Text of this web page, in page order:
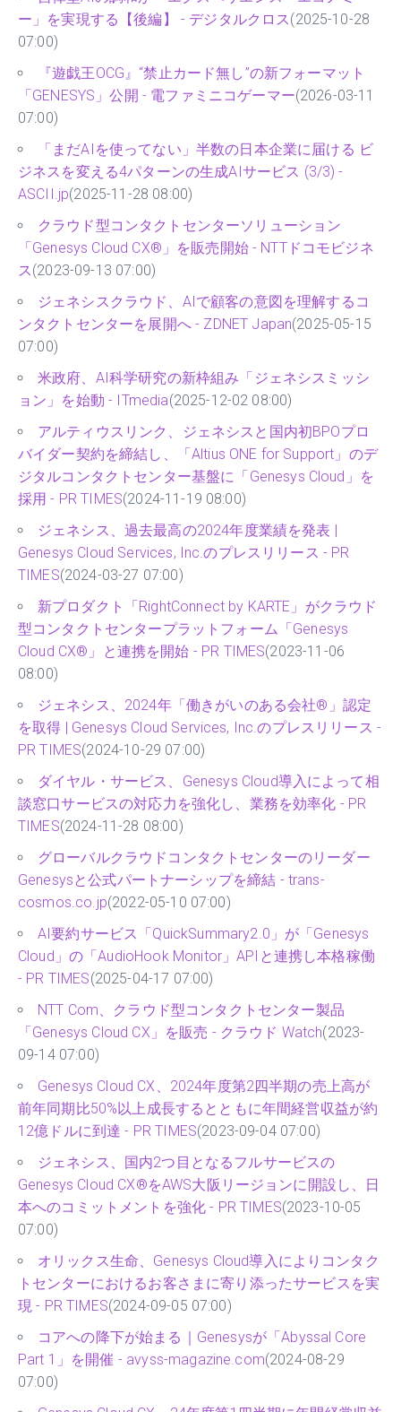
ー」を実現する【後編】 - デジタルクロス(2025-10-28
07:00)
『遊戯王OCG』“禁止カード無し”の新フォーマット
「GENESYS」公開 - 電ファミニコゲーマー(2026-03-11
07:00)
「まだAIを使ってない」半数の日本企業に届ける ビ
ジネスを変える4パターンの生成AIサービス (3/3) -
ASCII.jp(2025-11-28 08:00)
クラウド型コンタクトセンターソリューション
「Genesys Cloud CX®」を販売開始 - NTTドコモビジネ
ス(2023-09-13 07:00)
ジェネシスクラウド、AIで顧客の意図を理解するコ
ンタクトセンターを展開へ - ZDNET Japan(2025-05-15
07:00)
米政府、AI科学研究の新枠組み「ジェネシスミッシ
ョン」を始動 - ITmedia(2025-12-02 08:00)
アルティウスリンク、ジェネシスと国内初BPOプロ
バイダー契約を締結し、「Altius ONE for Support」のデ
ジタルコンタクトセンター基盤に「Genesys Cloud」を
採用 - PR TIMES(2024-11-19 08:00)
ジェネシス、過去最高の2024年度業績を発表 |
Genesys Cloud Services, Inc.のプレスリリース - PR
TIMES(2024-03-27 07:00)
新プロダクト「RightConnect by KARTE」がクラウド
型コンタクトセンタープラットフォーム「Genesys
Cloud CX®」と連携を開始 - PR TIMES(2023-11-06
08:00)
ジェネシス、2024年「働きがいのある会社®」認定
を取得 | Genesys Cloud Services, Inc.のプレスリリース -
PR TIMES(2024-10-29 07:00)
ダイヤル・サービス、Genesys Cloud導入によって相
談窓口サービスの対応力を強化し、業務を効率化 - PR
TIMES(2024-11-28 08:00)
グローバルクラウドコンタクトセンターのリーダー
Genesysと公式パートナーシップを締結 - trans-
cosmos.co.jp(2022-05-10 07:00)
AI要約サービス「QuickSummary2.0」が「Genesys
Cloud」の「AudioHook Monitor」APIと連携し本格稼働
- PR TIMES(2025-04-17 07:00)
NTT Com、クラウド型コンタクトセンター製品
「Genesys Cloud CX」を販売 - クラウド Watch(2023-
09-14 07:00)
Genesys Cloud CX、2024年度第2四半期の売上高が
前年同期比50%以上成長するとともに年間経営収益が約
12億ドルに到達 - PR TIMES(2023-09-04 07:00)
ジェネシス、国内2つ目となるフルサービスの
Genesys Cloud CX®をAWS大阪リージョンに開設し、日
本へのコミットメントを強化 - PR TIMES(2023-10-05
07:00)
オリックス生命、Genesys Cloud導入によりコンタク
トセンターにおけるお客さまに寄り添ったサービスを実
現 - PR TIMES(2024-09-05 07:00)
コアへの降下が始まる｜Genesysが「Abyssal Core
Part 1」を開催 - avyss-magazine.com(2024-08-29
07:00)